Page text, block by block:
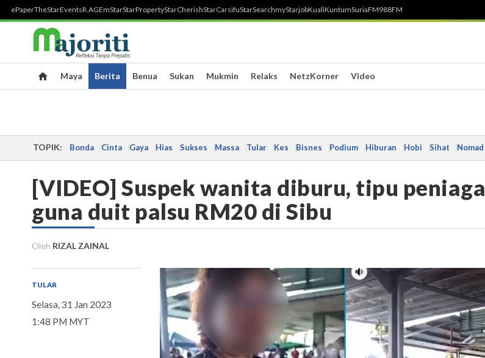
ePaperTheStarEventsR.AGEmStarStarPropertyStarCherishStarCarsifuStarSearchmyStarjobKualiKuntumSuriaFM988FM
Maya Berita Benua Sukan Mukmin Relaks NetzKorner Video
TOPIK: Bonda Cinta Gaya Hias Sukses Massa Tular Kes Bisnes Podium Hiburan Hobi Sihat Nomad
[VIDEO] Suspek wanita diburu, tipu peniaga
guna duit palsu RM20 di Sibu
Oleh RIZAL ZAINAL
TULAR
Selasa, 31 Jan 2023
1:48 PM MYT